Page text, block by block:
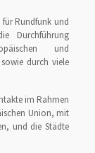
Rundfunk und
Durchführung
und
durch viele
im Rahmen
Union, mit
und die Städte